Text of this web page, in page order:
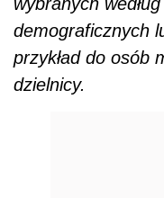
demograficznych
przykład do osób
dzielnicy.